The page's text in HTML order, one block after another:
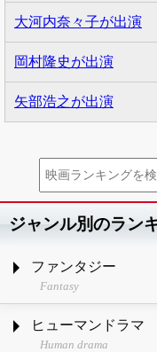
大河内奈々子が出演
岡村隆史が出演
矢部浩之が出演
ジャンル別のラン
ファンタジー
Fantasy
ヒューマンドラマ
Human drama